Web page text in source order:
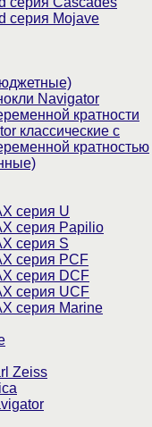
серия Mojave
Navigator
кратности
классические с
кратностью
серия U
серия Papilio
серия S
серия PCF
серия DCF
серия UCF
серия Marine
Zeiss